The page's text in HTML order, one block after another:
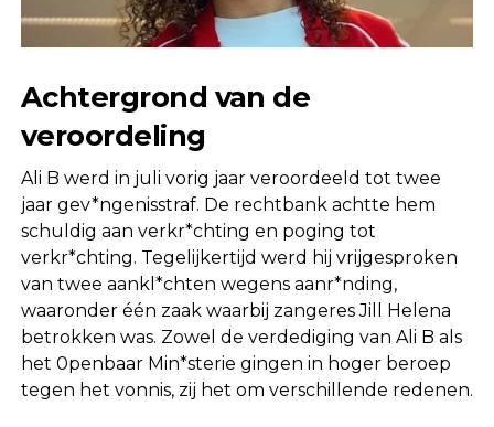
Achtergrond van de
veroordeling
Ali B werd in juli vorig jaar veroordeeld tot twee
jaar gev*ngenisstraf. De rechtbank achtte hem
schuldig aan verkr*chting en poging tot
verkr*chting. Tegelijkertijd werd hij vrijgesproken
van twee aankl*chten wegens aanr*nding,
waaronder één zaak waarbij zangeres Jill Helena
betrokken was. Zowel de verdediging van Ali B als
het 0penbaar Min*sterie gingen in hoger beroep
tegen het vonnis, zij het om verschillende redenen.